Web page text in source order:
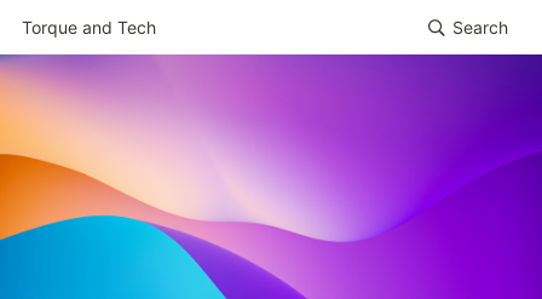
Torque and Tech Search